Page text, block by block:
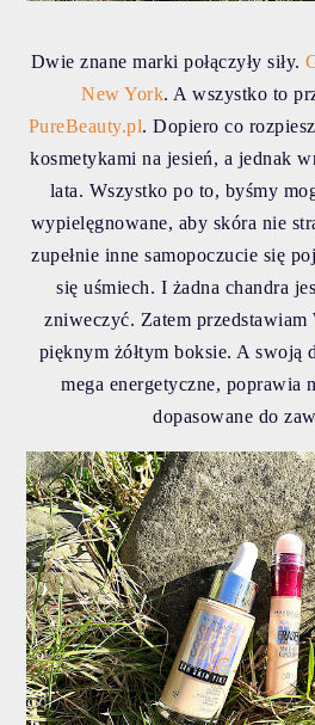
Dwie znane marki połączyły siły.
New York. A wszystko to
PureBeauty.pl. Dopiero co
kosmetykami na jesień, a jednak
lata. Wszystko po to, byśmy
wypielęgnowane, aby skóra nie
zupełnie inne samopoczucie się
się uśmiech. I żadna chandra
zniweczyć. Zatem przedstawiam
pięknym żółtym boksie. A swoją
mega energetyczne, poprawia
dopasowane do